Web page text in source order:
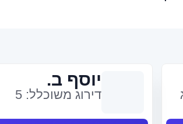
יוסף ב.
דירוג משוכלל: 5